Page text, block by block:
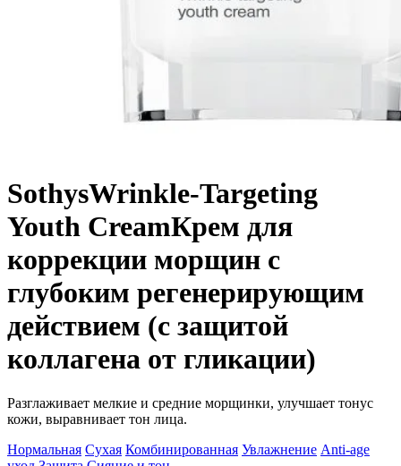
SothysWrinkle-Targeting
Youth CreamКрем для
коррекции морщин с
глубоким регенерирующим
действием (с защитой
коллагена от гликации)
Разглаживает мелкие и средние морщинки, улучшает тонус
кожи, выравнивает тон лица.
Нормальная Сухая Комбинированная Увлажнение Anti-age